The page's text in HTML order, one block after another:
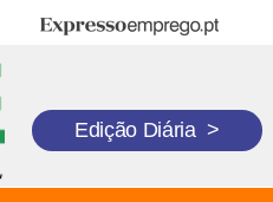
Expresso Emprego
Edição Diária >